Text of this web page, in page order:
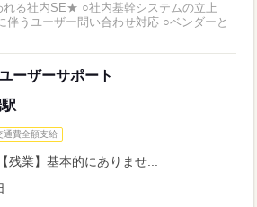
内基幹システムの立上
うユーザー問い合わせ対応 ○ベンダーと
ーザーサポート
通費全額支給
残業】基本的にありませ...